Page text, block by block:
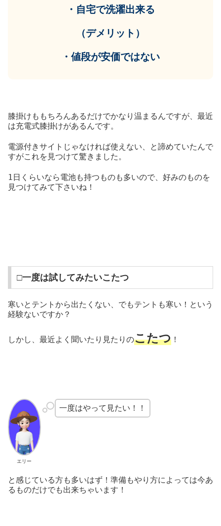
・自宅で洗濯出来る
（デメリット）
・値段が安価ではない
膝掛けももちろんあるだけでかなり温まるんですが、最近
は充電式膝掛けがあるんです。
電源付きサイトじゃなければ使えない、と諦めていたんで
すがこれを見つけて驚きました。
1日くらいなら電池も持つものも多いので、好みのものを
見つけてみて下さいね！
□一度は試してみたいこたつ
寒いとテントから出たくない、でもテントも寒い！という
経験ないですか？
しかし、最近よく聞いたり見たりのこたつ ！
エリー
一度はやって見たい！！
と感じている方も多いはず！ 準備もやり方によっては今あ
るものだけでも出来ちゃいます！